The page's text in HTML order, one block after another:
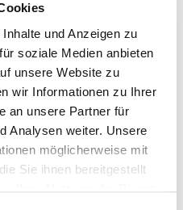
und Anzeigen zu
soziale Medien anbieten
unsere Website zu
wir Informationen zu Ihrer
an unsere Partner für
Analysen weiter. Unsere
möglicherweise mit
Sie ihnen bereitgestellt
finanzielle
einige wichtige
aktuelle finanzielle
einenÜberblick über
Ausgaben,